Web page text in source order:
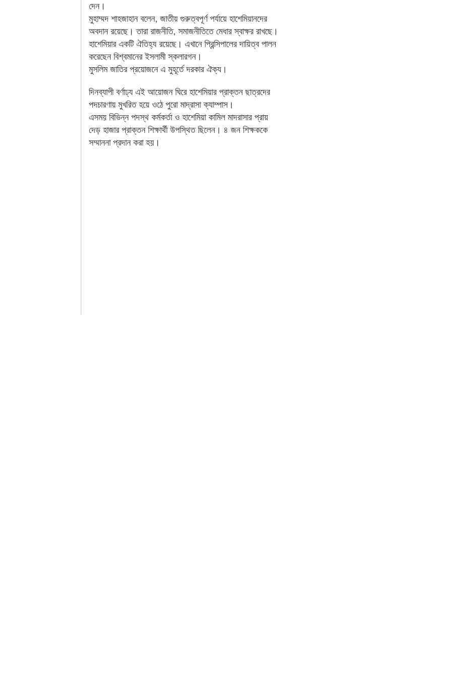
দেন।
মুহাম্মদ শাহজাহান বলেন, জাতীয় গুরুত্বপূর্ণ পর্যায়ে হাশেমিয়ানদের
অবদান রয়েছে। তারা রাজনীতি, সমাজনীতিতে মেধার স্বাক্ষর রাখছে।
হাশেমিয়ার একটি ঐতিহ্য রয়েছে। এখানে প্রিন্সিপালের দায়িত্ব পালন
করেছেন বিশ্বমানের ইসলামী স্কলারগন।
মুসলিম জাতির প্রয়োজনে এ মুহূর্তে দরকার ঐক্য।
দিনব্যাপী বর্ণাঢ্য এই আয়োজন ঘিরে হাশেমিয়ার প্রাক্তন ছাত্রদের
পদচারণায় মুখরিত হয়ে ওঠে পুরো মাদ্রাসা ক্যাম্পাস।
এসময় বিভিন্ন পদস্থ কর্মকর্তা ও হাশেমিয়া কামিল মাদরাসার প্রায়
দেড় হাজার প্রাক্তন শিক্ষার্থী উপস্থিত ছিলেন। ৪ জন শিক্ষককে
সম্মাননা প্রদান করা হয়।